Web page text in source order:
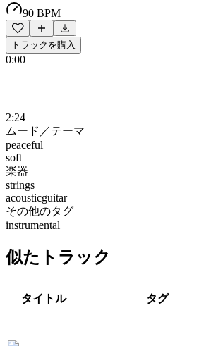
90 BPM
トラックを購入
0:00
2:24
ムード／テーマ
peaceful
soft
楽器
strings
acousticguitar
その他のタグ
instrumental
似たトラック
タイトル タグ